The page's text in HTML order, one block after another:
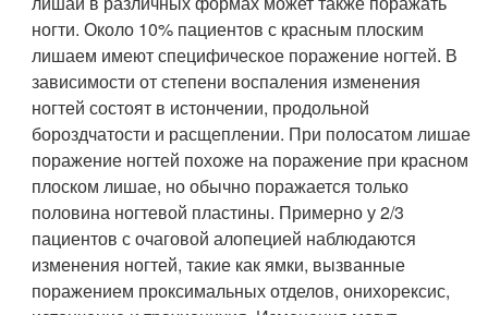
ногти. Около 10% пациентов с красным плоским
лишаем имеют специфическое поражение ногтей. В
зависимости от степени воспаления изменения
ногтей состоят в истончении, продольной
бороздчатости и расщеплении. При полосатом лишае
поражение ногтей похоже на поражение при красном
плоском лишае, но обычно поражается только
половина ногтевой пластины. Примерно у 2/3
пациентов с очаговой алопецией наблюдаются
изменения ногтей, такие как ямки, вызванные
поражением проксимальных отделов, онихорексис,